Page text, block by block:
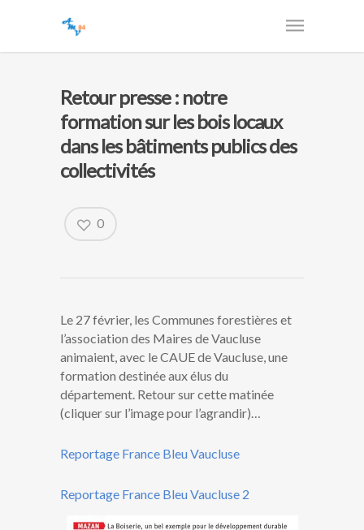
Retour presse : notre
formation sur les bois locaux
dans les bâtiments publics des
collectivités
0
Le 27 février, les Communes forestières et
l’association des Maires de Vaucluse
animaient, avec le CAUE de Vaucluse, une
formation destinée aux élus du
département. Retour sur cette matinée
(cliquer sur l’image pour l’agrandir)…
Reportage France Bleu Vaucluse
Reportage France Bleu Vaucluse 2